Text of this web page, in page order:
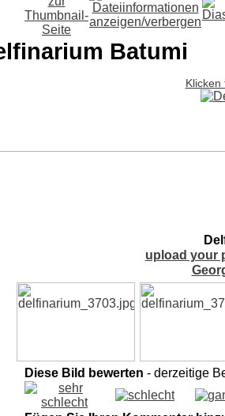
Batumi
upload your
Diese Bild bewerten - derzeitige